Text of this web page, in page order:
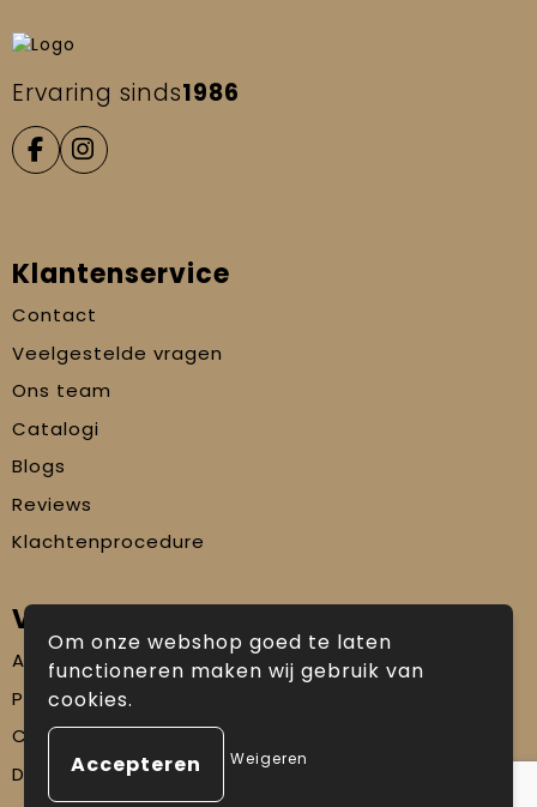
Ervaring sinds1986
Klantenservice
Contact
Veelgestelde vragen
Ons team
Catalogi
Blogs
Reviews
Klachtenprocedure
Veilig winkelen
Algemene voorwaarden
Privacyverklaring
Cookiebeleid
Disclaimer
Om onze webshop goed te laten
functioneren maken wij gebruik van
cookies.
Weigeren